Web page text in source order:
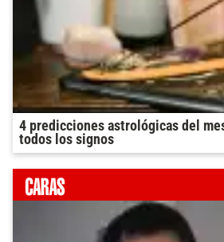
4 predicciones astrológicas del
todos los signos